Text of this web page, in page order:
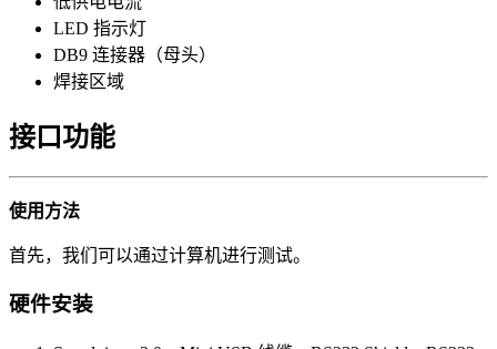
LED 指示灯
DB9 连接器（母头）
焊接区域
接口功能
使用方法
首先，我们可以通过计算机进行测试。
硬件安装